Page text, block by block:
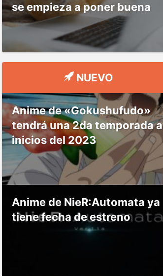
se empieza a poner buena
NUEVO
Anime de «Gokushufudo»
tendrá una 2da temporada a
inicios del 2023
Anime de NieR:Automata ya
tiene fecha de estreno